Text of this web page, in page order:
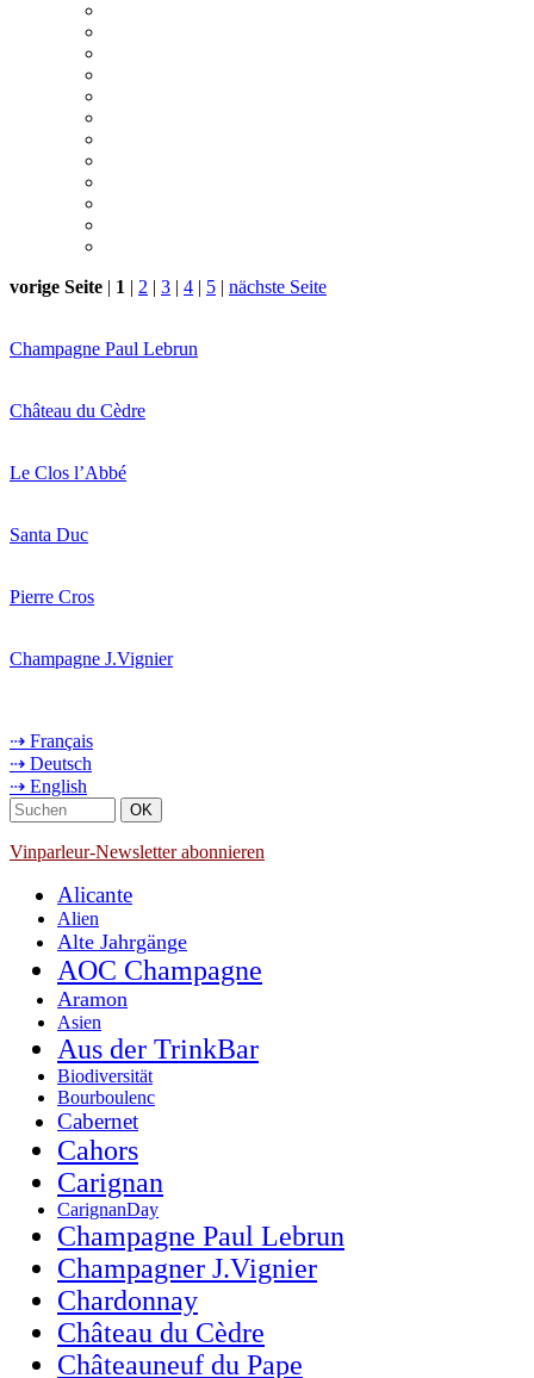
vorige Seite | 1 | 2 | 3 | 4 | 5 | nächste Seite
Champagne Paul Lebrun
Château du Cèdre
Le Clos l’Abbé
Santa Duc
Pierre Cros
Champagne J.Vignier
⇢ Français
⇢ Deutsch
⇢ English
Vinparleur-Newsletter abonnieren
Alicante
Alien
Alte Jahrgänge
AOC Champagne
Aramon
Asien
Aus der TrinkBar
Biodiversität
Bourboulenc
Cabernet
Cahors
Carignan
CarignanDay
Champagne Paul Lebrun
Champagner J.Vignier
Chardonnay
Château du Cèdre
Châteauneuf du Pape